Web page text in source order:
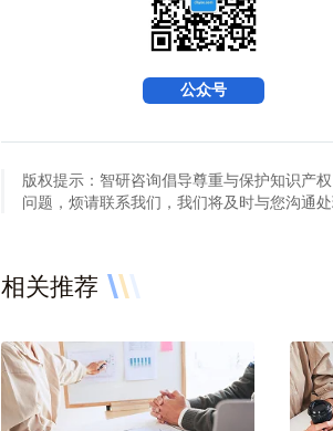
公众号
版权提示：智研咨询倡导尊重与保护知识产
问题，烦请联系我们，我们将及时与您沟
相关推荐